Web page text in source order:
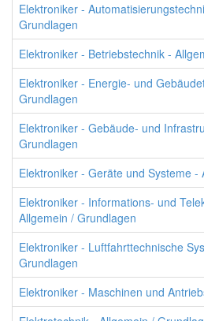
Elektroniker -
Grundlagen
Elektroniker - Betriebstechnik -
Elektroniker - Energie- und
Grundlagen
Elektroniker - Gebäude- und
Grundlagen
Elektroniker - Geräte und Systeme -
Elektroniker - Informations- und
Allgemein / Grundlagen
Elektroniker - Luftfahrttechnische
Grundlagen
Elektroniker - Maschinen und